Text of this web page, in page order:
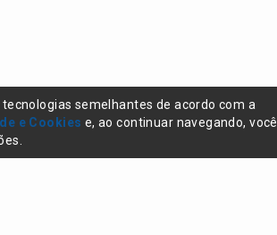
semelhantes de acordo com a
e Cookies e, ao continuar navegando, você